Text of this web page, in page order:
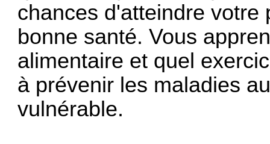
chances d'atteindre votre
bonne santé. Vous
alimentaire et quel
à prévenir les maladies
vulnérable.